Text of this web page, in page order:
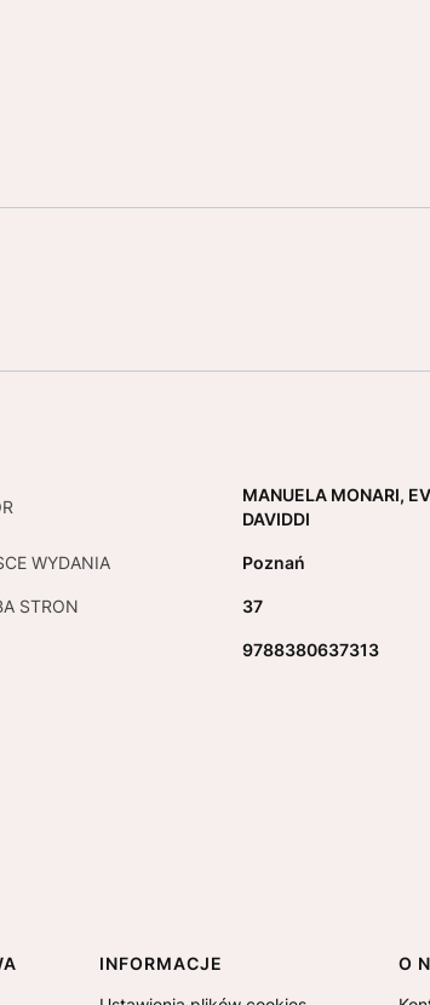
MANUELA MONARI,
DAVIDDI
WYDANIA Poznań
STRON 37
9788380637313
INFORMACJE
O